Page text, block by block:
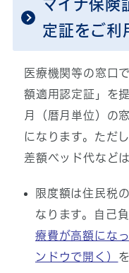
マイナ保険
定証をご利
医療機関等の窓口
額適用認定証」を
月（暦月単位）の
になります。ただ
差額ベッド代など
限度額は住民税
なります。自己
療費が高額にな
ンドウで開く）